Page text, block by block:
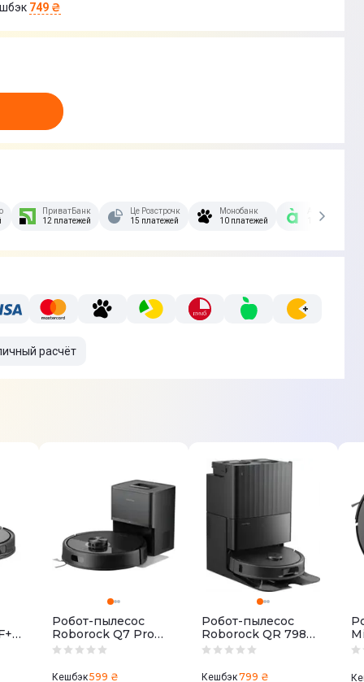
749 ₴
Скибочка.
ПриватБанк
12 платежей
Це Розстрочка
15 платежей
Монобанк
10 платежей
А-Банк
10 платежей
расчёт
Робот-пылесос
Roborock Q7 Pro
Max+ Black
Кешбэк599 ₴
Робот-пылесос
Roborock QR 798
Black
Кешбэк799 ₴